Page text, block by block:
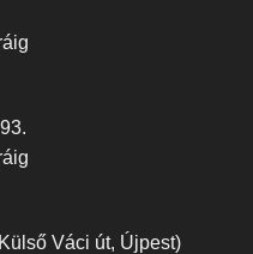
Váci út, Újpest)